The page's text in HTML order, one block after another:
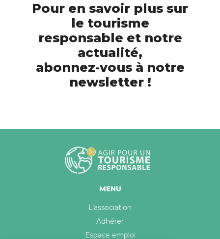
Pour en savoir plus sur
le tourisme
responsable et notre
actualité,
abonnez-vous à notre
newsletter !
MENU
L’association
Adhérer
Espace emploi